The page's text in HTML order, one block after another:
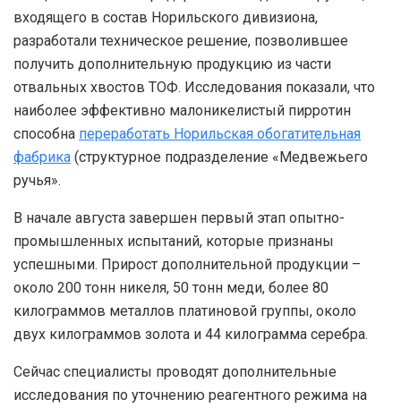
входящего в состав Норильского дивизиона,
разработали техническое решение, позволившее
получить дополнительную продукцию из части
отвальных хвостов ТОФ. Исследования показали, что
наиболее эффективно малоникелистый пирротин
способна переработать Норильская обогатительная
фабрика (структурное подразделение «Медвежьего
ручья».
В начале августа завершен первый этап опытно-
промышленных испытаний, которые признаны
успешными. Прирост дополнительной продукции –
около 200 тонн никеля, 50 тонн меди, более 80
килограммов металлов платиновой группы, около
двух килограммов золота и 44 килограмма серебра.
Сейчас специалисты проводят дополнительные
исследования по уточнению реагентного режима на